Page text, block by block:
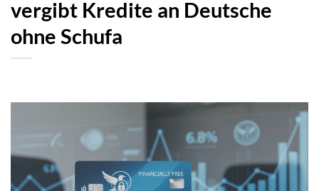
vergibt Kredite an Deutsche
ohne Schufa